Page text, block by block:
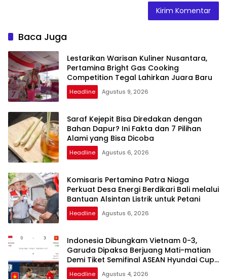
Baca Juga
Lestarikan Warisan Kuliner Nusantara,
Pertamina Bright Gas Cooking
Competition Tegal Lahirkan Juara Baru
Headline Agustus 9, 2026
Saraf Kejepit Bisa Diredakan dengan
Bahan Dapur? Ini Fakta dan 7 Pilihan
Alami yang Bisa Dicoba
Headline Agustus 6, 2026
Komisaris Pertamina Patra Niaga
Perkuat Desa Energi Berdikari Bali melalui
Bantuan Alsintan Listrik untuk Petani
Headline Agustus 6, 2026
Indonesia Dibungkam Vietnam 0-3,
Garuda Dipaksa Berjuang Mati-matian
Demi Tiket Semifinal ASEAN Hyundai Cup
2026
Headline Agustus 4, 2026